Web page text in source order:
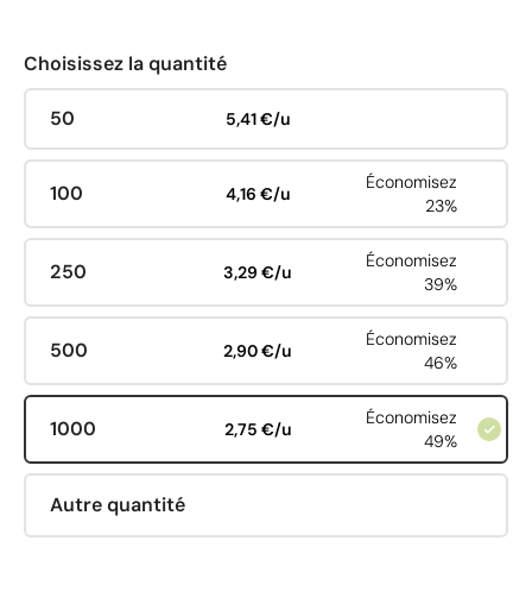
Choisissez la quantité
50 5,41 €/u
100 4,16 €/u
Économisez
23%
250 3,29 €/u
Économisez
39%
500 2,90 €/u
Économisez
46%
1000 2,75 €/u
Économisez
49%
Autre quantité